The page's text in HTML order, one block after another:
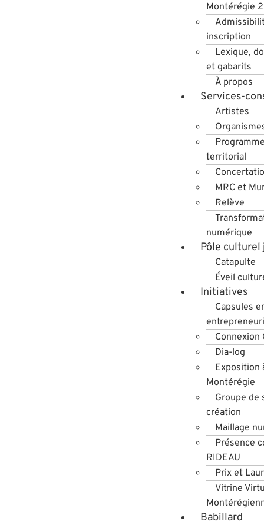
Montérégie
inscription
Lexique,
et gabarits
À propos
Services-
Artistes
territorial
MRC et
Relève
numérique
Pôle culturel
Catapulte
Éveil
Initiatives
Capsules
Connexion
Dia-log
Exposition
Montérégie
Groupe de
création
Maillage
Présence
RIDEAU
Prix et
Vitrine
Babillard